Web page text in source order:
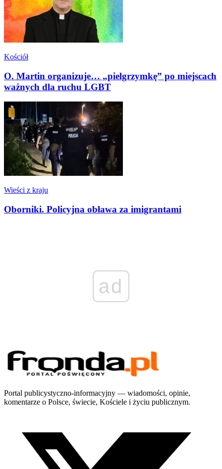
Kościół
O. Martin organizuje… „pielgrzymkę” po miejscach
ważnych dla ruchu LGBT
Wieści z kraju
Oborniki. Policyjna obława za imigrantami
ad
Portal publicystyczno-informacyjny — wiadomości, opinie,
komentarze o Polsce, świecie, Kościele i życiu publicznym.